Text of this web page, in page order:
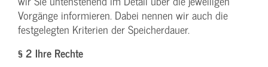
Vorgänge informieren. Dabei nennen wir auch die
festgelegten Kriterien der Speicherdauer.
§ 2 Ihre Rechte